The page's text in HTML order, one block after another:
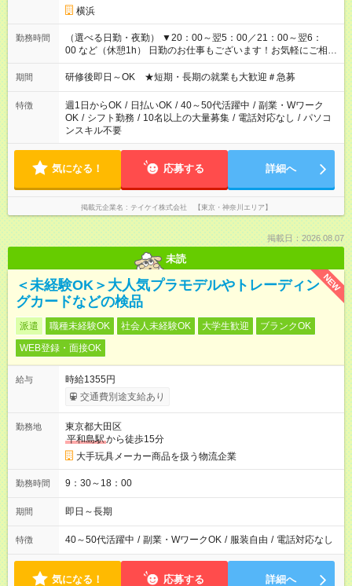
横浜
勤務時間
（選べる日勤・夜勤） ▼20：00～翌5：00／21：00～翌6：
00 など（休憩1h） 日勤のお仕事もございます！お気軽にご相談
ください！
期間 研修後即日～OK ★短期・長期の就業も大歓迎＃急募
特徴 週1日からOK / 日払いOK / 40～50代活躍中 / 副業・Wワーク
OK / シフト勤務 / 10名以上の大量募集 / 電話対応なし / パソコ
ンスキル不要
気になる！ 応募する 詳細へ
掲載元企業名 テイケイ株式会社 【東京・神奈川エリア】
掲載日：2026.08.07
未読
NEW
＜未経験OK＞大人気プラモデルやトレーディン
グカードなどの検品
派遣 職種未経験OK 社会人未経験OK 大学生歓迎
ブランクOK
WEB登録・面接OK
給与
時給1355円
交通費別途支給あり
勤務地
東京都大田区
平和島駅から徒歩15分
大手玩具メーカー商品を扱う物流企業
勤務時間 9：30～18：00
期間 即日～長期
特徴 40～50代活躍中 / 副業・WワークOK / 服装自由 / 電話対応なし
気になる！ 応募する 詳細へ